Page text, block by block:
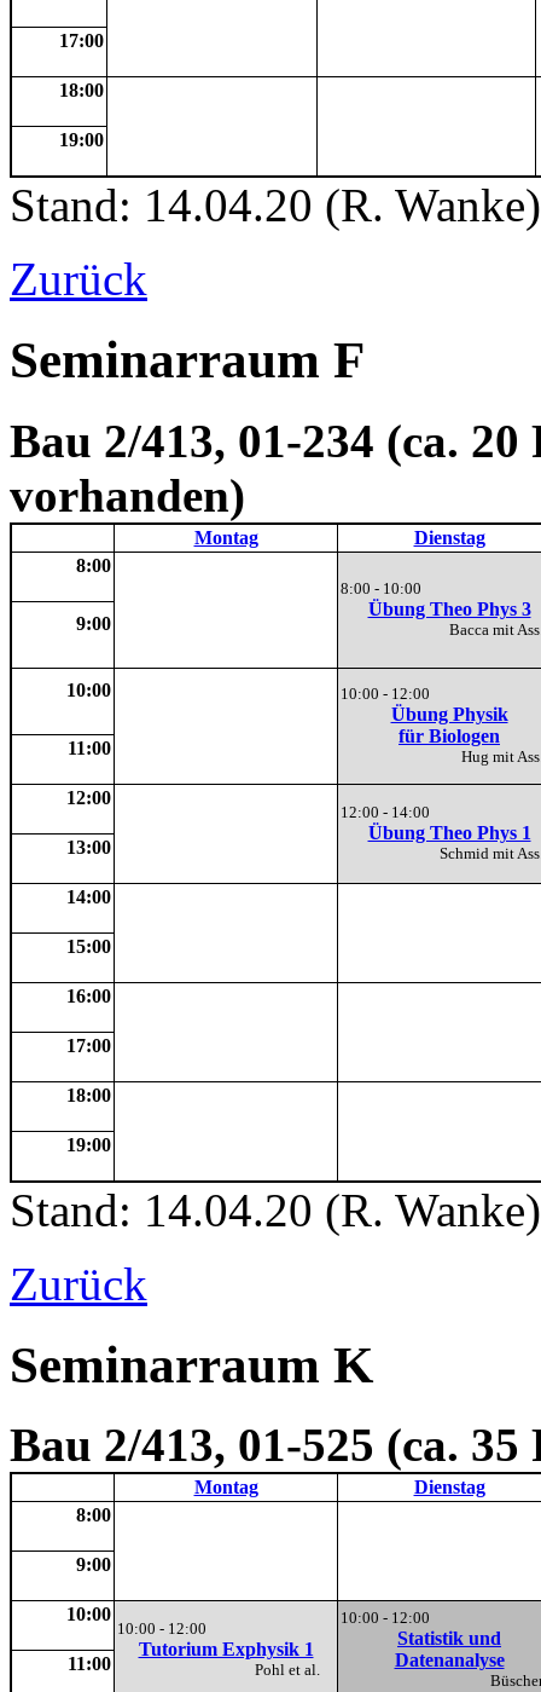
17:00
18:00
19:00
Stand: 14.04.20 (R. Wanke)
Zurück
Seminarraum F
Bau 2/413, 01-234 (ca.
vorhanden)
Montag
Dienstag
8:00
8:00 - 10:00
Übung Theo Phys 3
Bacca mit
9:00
10:00 10:00 - 12:00
Übung Physik
für Biologen
Hug mit
11:00
12:00
12:00 - 14:00
Übung Theo Phys 1
Schmid mit
13:00
14:00
15:00
16:00
17:00
18:00
19:00
Stand: 14.04.20 (R. Wanke)
Zurück
Seminarraum K
Bau 2/413, 01-525 (ca.
Montag
Dienstag
8:00
9:00
10:00
10:00 - 12:00
Tutorium Exphysik 1
Pohl et al.
10:00 - 12:00
Statistik und
Datenanalyse
11:00